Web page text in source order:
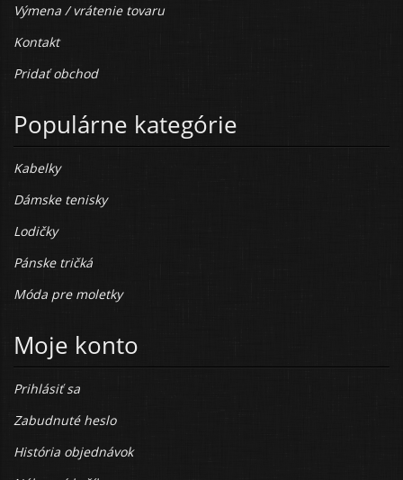
Výmena / vrátenie tovaru
Kontakt
Pridať obchod
Populárne kategórie
Kabelky
Dámske tenisky
Lodičky
Pánske tričká
Móda pre moletky
Moje konto
Prihlásiť sa
Zabudnuté heslo
História objednávok